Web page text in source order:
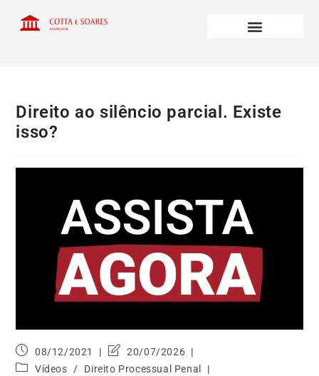
Direito ao silêncio parcial. Existe
isso?
08/12/2021
20/07/2026
Vídeos
/
Direito Processual Penal